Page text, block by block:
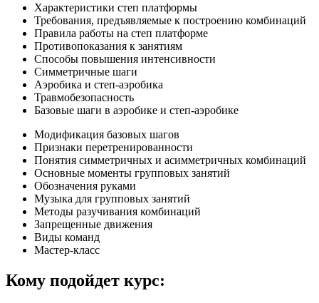
Характеристики степ платформы
Требования, предъявляемые к построению комбинаций
Правила работы на степ платформе
Противо­показания к занятиям
Способы повышения интенсивности
Симметричные шаги
Аэробика и степ-аэробика
Травмобезопасность
Базовые шаги в аэробике и степ-аэробике
Модификация базовых шагов
Признаки перетренированности
Понятия симметричных и асимметричных комбинаций
Основные моменты групповых занятий
Обозначения руками
Музыка для групповых занятий
Методы разучивания комбинаций
Запрещенные движения
Виды команд
Мастер-класс
Кому подойдет курс: